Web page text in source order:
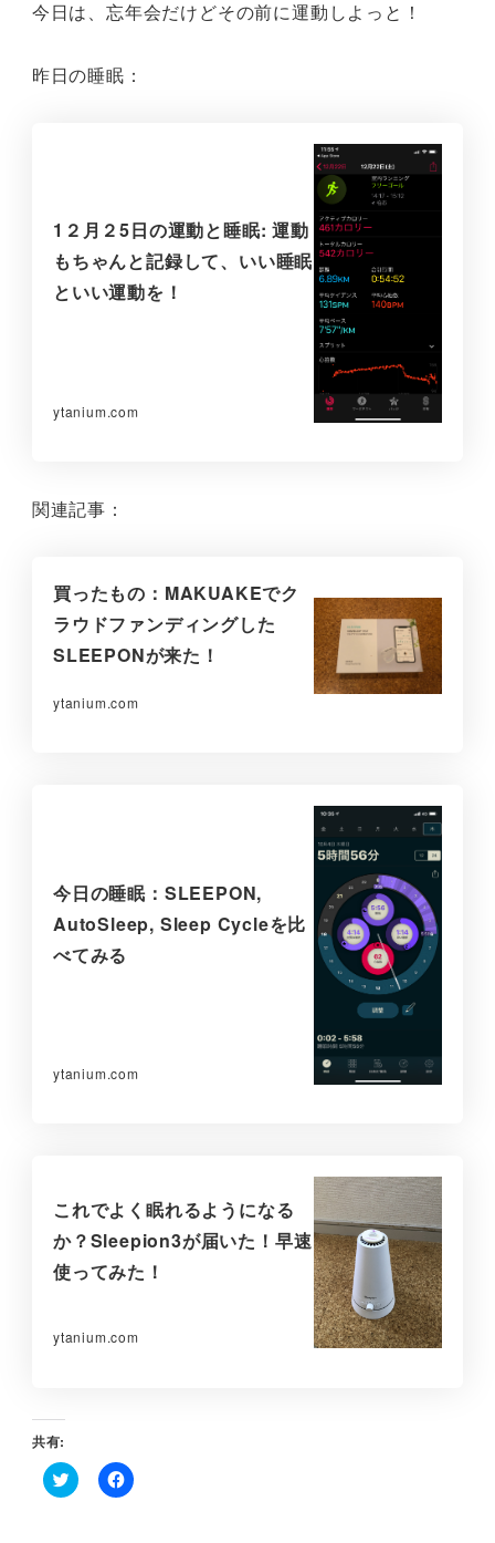
今日は、忘年会だけどその前に運動しよっと！
昨日の睡眠：
1２月２5日の運動と睡眠: 運動
もちゃんと記録して、いい睡眠
といい運動を！
ytanium.com
関連記事：
買ったもの：MAKUAKEでク
ラウドファンディングした
SLEEPONが来た！
ytanium.com
今日の睡眠：SLEEPON,
AutoSleep, Sleep Cycleを比
べてみる
ytanium.com
これでよく眠れるようになる
か？Sleepion3が届いた！早速
使ってみた！
ytanium.com
共有:
ク F